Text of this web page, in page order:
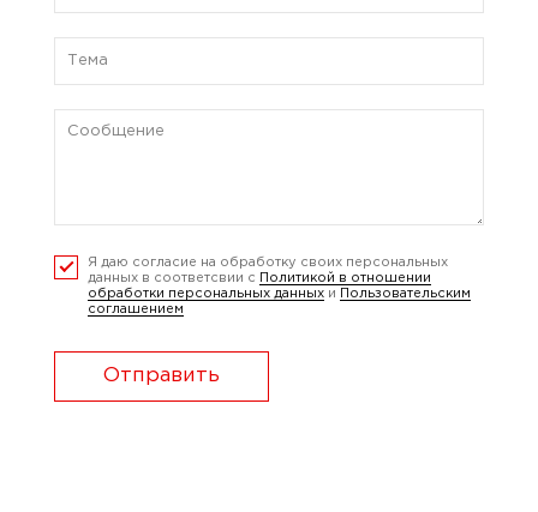
Я даю согласие на обработку своих персональных
данных в соответсвии с
Политикой в отношении
обработки персональных данных и
Пользовательским
соглашением
Отправить